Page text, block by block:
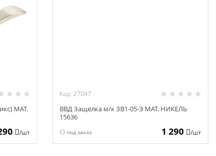
МАТ.
/шт
Код: 27047
ВВД Защелка м/к ЗВ1-05-Э МАТ. НИКЕЛЬ
15636
под заказ 1 290 /шт